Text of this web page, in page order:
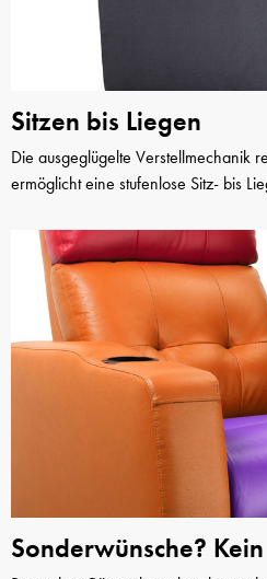
Sitzen bis Liegen
Die ausgeglügelte Verstellmechanik
ermöglicht eine stufenlose Sitz- bis
Sonderwünsche?